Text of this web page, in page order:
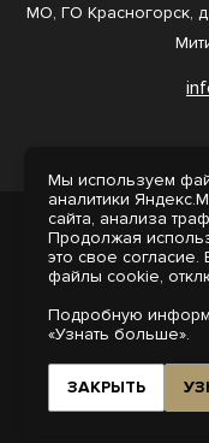
МО, ГО Красногорск,
© 2005-,
не
Мы используем
аналитики
сайта, анализа
Продолжая
это свое согласие.
файлы cookie,
Подробную
«Узнать больше».
ЗАКРЫТЬ